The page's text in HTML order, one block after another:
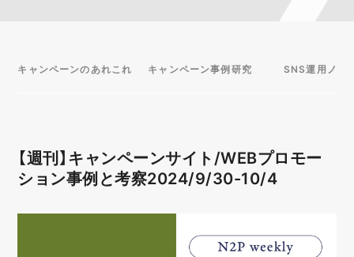
キャンペーンのあれこれ キャンペーン事例研究 SNS運用ノウ
【週刊】キャンペーンサイト/WEBプロモー
ション事例と考察2024/9/30-10/4